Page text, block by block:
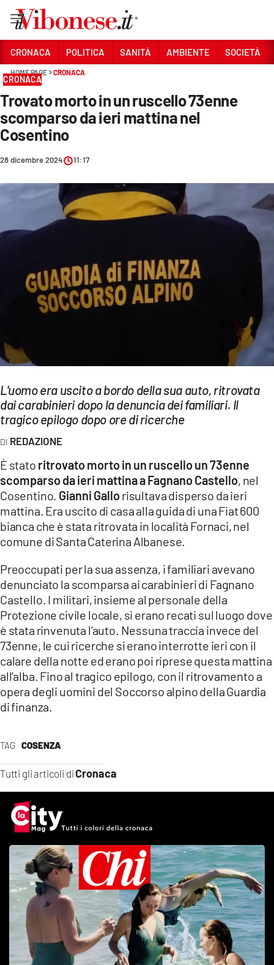
Sezioni
CRONACA
POLITICA
CULTURA
EVENTI
SPORT
LAC TV
LAC NETWORK
LAC ONAIR
Network
LACPLAY.IT
LACTV.IT
LACONAIR.IT
LACITYMAG.IT
ILREGGINO.IT
COSENZACHANNEL.IT
ILVIBONESE.IT
CATANZAROCHANNEL.IT
LACAPITALENEWS.IT
ANDROID
APPLE
CRONACA POLITICA SANITÀ AMBIENTE SOCIETÀ
HOME PAGE CRONACA
CRONACA
Trovato morto in un ruscello 73enne
scomparso da ieri mattina nel
Cosentino
28 dicembre 2024 11:17
L'uomo era uscito a bordo della sua auto, ritrovata
dai carabinieri dopo la denuncia dei familiari. Il
tragico epilogo dopo ore di ricerche
REDAZIONE
TAG COSENZA
Tutti gli articoli diCronaca
È stato ritrovato morto in un ruscello un 73enne
scomparso da ieri mattina a Fagnano Castello, nel
Cosentino. Gianni Gallorisultava disperso da ieri
mattina. Era uscito di casa alla guida di una Fiat 600
bianca che è stata ritrovata in località Fornaci, nel
comune di Santa Caterina Albanese.
Preoccupati per la sua assenza, i familiari avevano
denunciato la scomparsa ai carabinieri di Fagnano
Castello. I militari, insieme al personale della
Protezione civile locale, si erano recati sul luogo dove
è stata rinvenuta l’auto. Nessuna traccia invece del
73enne, le cui ricerche si erano interrotte ieri con il
calare della notte ed erano poi riprese questa mattina
all’alba. Fino al tragico epilogo, con il ritrovamento a
opera degli uomini del Soccorso alpino della Guardia
di finanza.